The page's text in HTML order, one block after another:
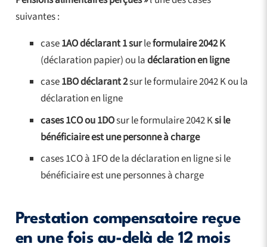
suivantes :
case1AO déclarant 1 surleformulaire 2042 K
(déclaration papier) ou ladéclaration en ligne
case1BO déclarant 2sur le formulaire 2042 K ou la
déclaration en ligne
cases 1CO ou 1DOsur le formulaire 2042 Ksi le
bénéficiaire est une personne à charge
cases 1CO à 1FO de la déclaration en ligne si le
bénéficiaire est une personnes à charge
Prestation compensatoire reçue
en une fois au-delà de 12 mois